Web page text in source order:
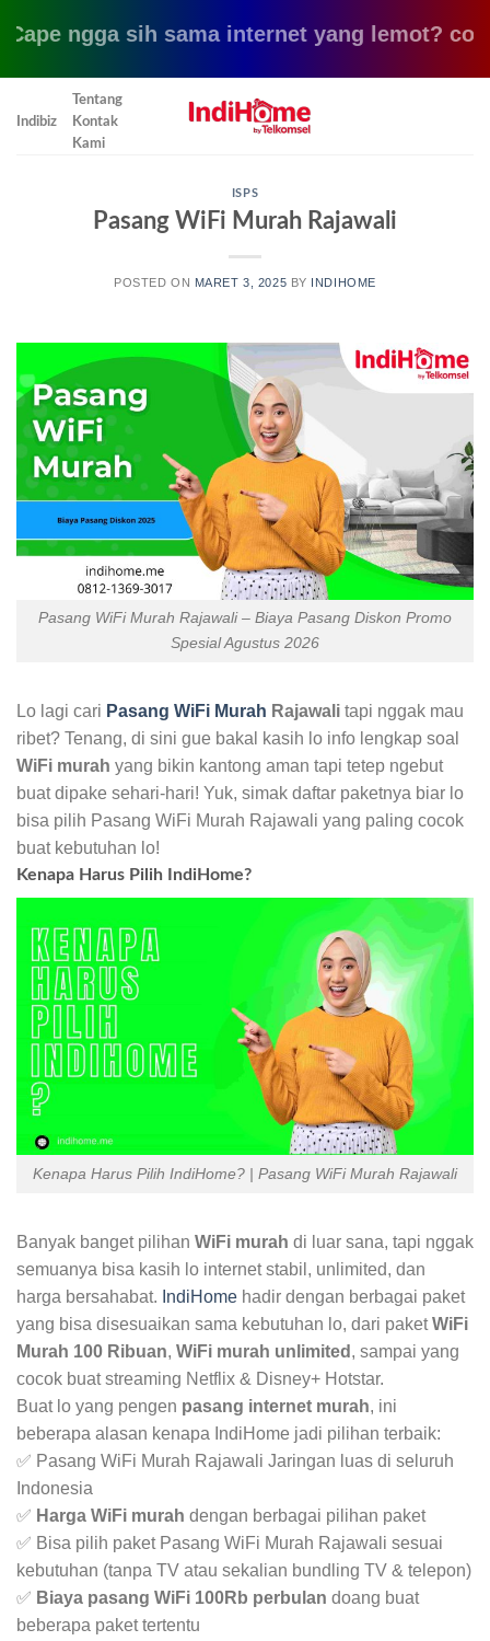
sih sama internet yang lemot? coba
Indibiz
Tentang
Kontak
Kami
ISPS
Pasang WiFi Murah Rajawali
POSTED ON MARET 3, 2025 BY INDIHOME
Pasang WiFi Murah Rajawali – Biaya Pasang Diskon Promo
Spesial Agustus 2026
Lo lagi cari Pasang WiFi Murah Rajawali tapi nggak mau
ribet? Tenang, di sini gue bakal kasih lo info lengkap soal
WiFi murah yang bikin kantong aman tapi tetep ngebut
buat dipake sehari-hari! Yuk, simak daftar paketnya biar lo
bisa pilih Pasang WiFi Murah Rajawali yang paling cocok
buat kebutuhan lo!
Kenapa Harus Pilih IndiHome?
Kenapa Harus Pilih IndiHome? | Pasang WiFi Murah Rajawali
Banyak banget pilihan WiFi murah di luar sana, tapi nggak
semuanya bisa kasih lo internet stabil, unlimited, dan
harga bersahabat. IndiHome hadir dengan berbagai paket
yang bisa disesuaikan sama kebutuhan lo, dari paketWiFi
Murah 100 Ribuan, WiFi murah unlimited , sampai yang
cocok buat streaming Netflix & Disney+ Hotstar.
Buat lo yang pengen pasang internet murah, ini
beberapa alasan kenapa IndiHome jadi pilihan terbaik:
✅ Pasang WiFi Murah Rajawali Jaringan luas di seluruh
Indonesia
✅ Harga WiFi murah dengan berbagai pilihan paket
✅ Bisa pilih paket Pasang WiFi Murah Rajawali sesuai
kebutuhan (tanpa TV atau sekalian bundling TV & telepon)
✅ Biaya pasang WiFi 100Rb perbulan doang buat
beberapa paket tertentu